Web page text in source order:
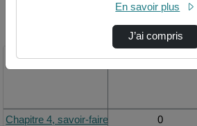
Titre Vue de la
Chapitre 4, savoir-faire 4-6-7, exercice 1,
0
En savoir plus
J’ai compris